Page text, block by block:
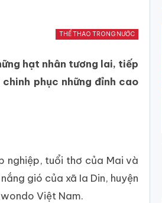
THỂ THAO TRONG NƯỚC
hạt nhân tương lai, tiếp
phục những đỉnh cao
nghiệp, tuổi thơ của Mai và
gió của xã Ia Din, huyện
Việt Nam.